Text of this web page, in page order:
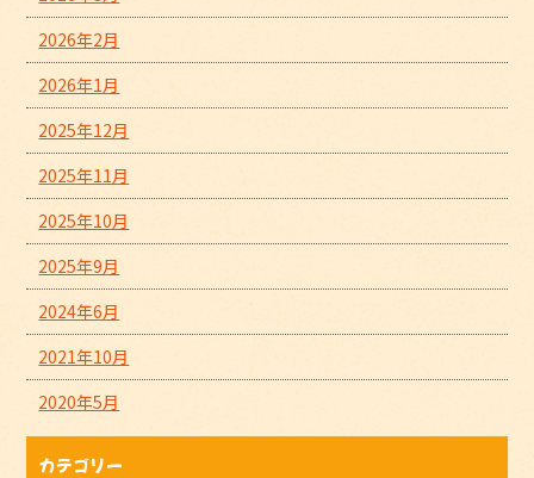
2026年2月
2026年1月
2025年12月
2025年11月
2025年10月
2025年9月
2024年6月
2021年10月
2020年5月
カテゴリー